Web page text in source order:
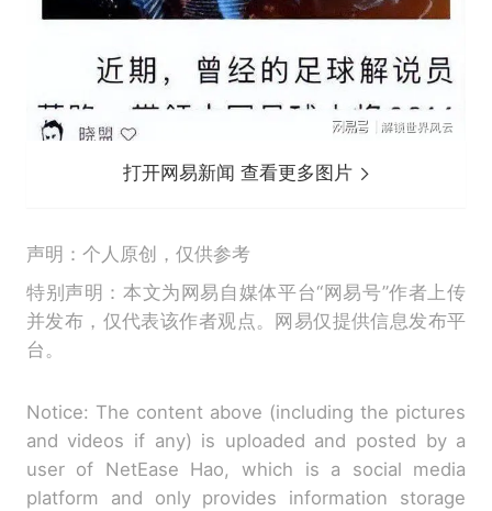
打开网易新闻 查看更多图片
声明：个人原创，仅供参考
特别声明：本文为网易自媒体平台“网易号”作者上传
并发布，仅代表该作者观点。网易仅提供信息发布平
台。
Notice: The content above (including the pictures
and videos if any) is uploaded and posted by a
user of NetEase Hao, which is a social media
platform and only provides information storage